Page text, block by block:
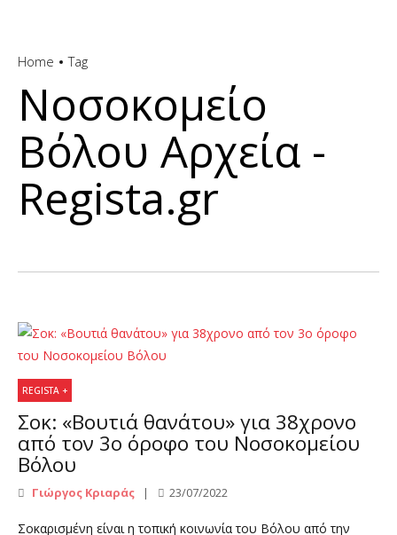
Home Tag
Νοσοκομείο
Βόλου Αρχεία -
Regista.gr
REGISTA +
Σοκ: «Βουτιά θανάτου» για 38χρονο
από τον 3ο όροφο του Νοσοκομείου
Βόλου
Γιώργος Κριαράς 23/07/2022
Σοκαρισμένη είναι η τοπική κοινωνία του Βόλου από την